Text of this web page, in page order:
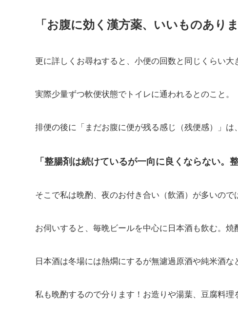
「お腹に効く漢方薬、いいものあり
更に詳しくお尋ねすると、小便の回数と同じくらい大
実際少量ずつ軟便状態でトイレに通われるとのこと。
排便の後に「まだお腹に便が残る感じ（残便感）」は
「整腸剤は続けているが一向に良くならない。
そこで私は晩酌、夜のお付き合い（飲酒）が多いので
お伺いすると、毎晩ビールを中心に日本酒も飲む。焼
日本酒は冬場には熱燗にするが無濾過原酒や純米酒
私も晩酌するので分ります！お造りや湯葉、豆腐料